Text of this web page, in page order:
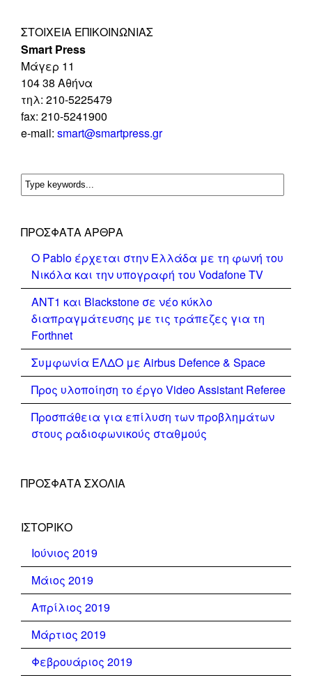
ΣΤΟΙΧΕΊΑ ΕΠΙΚΟΙΝΩΝΊΑΣ
Smart Press
Mάγερ 11
104 38 Αθήνα
τηλ: 210-5225479
fax: 210-5241900
e-mail: smart@smartpress.gr
ΠΡΌΣΦΑΤΑ ΆΡΘΡΑ
Ο Pablo έρχεται στην Ελλάδα με τη φωνή του
Νικόλα και την υπογραφή του Vodafone TV
ΑΝΤ1 και Blackstone σε νέο κύκλο
διαπραγμάτευσης με τις τράπεζες για τη
Forthnet
Συμφωνία ΕΛΔΟ με Airbus Defence & Space
Προς υλοποίηση το έργο Video Assistant Referee
Προσπάθεια για επίλυση των προβλημάτων
στους ραδιοφωνικούς σταθμούς
ΠΡΌΣΦΑΤΑ ΣΧΌΛΙΑ
ΙΣΤΟΡΙΚΌ
Ιούνιος 2019
Μάιος 2019
Απρίλιος 2019
Μάρτιος 2019
Φεβρουάριος 2019